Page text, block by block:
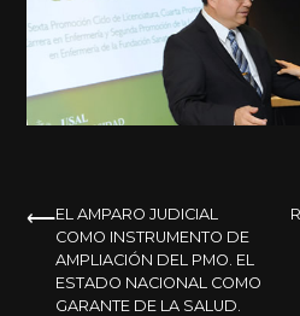
NAVEGACIÓN
DE
ENTRADAS
EL AMPARO JUDICIAL
COMO INSTRUMENTO DE
AMPLIACIÓN DEL PMO. EL
ESTADO NACIONAL COMO
GARANTE DE LA SALUD.